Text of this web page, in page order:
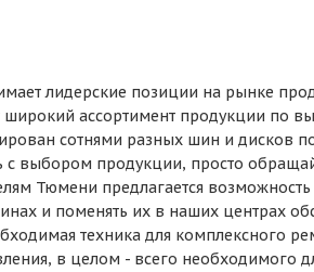
лидерские позиции на рынке
ассортимент продукции по
сотнями разных шин и дисков
выбором продукции, просто
Тюмени предлагается
и поменять их в наших центрах
техника для комплексного
в целом - всего необходимого
банков
оплату
переплат